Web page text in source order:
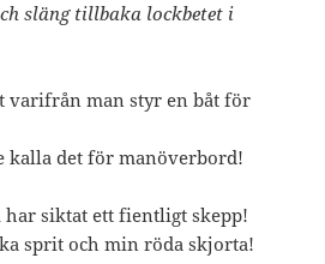
släng tillbaka lockbetet i
varifrån man styr en båt för
kalla det för manöverbord!
har siktat ett fientligt skepp!
sprit och min röda skjorta!